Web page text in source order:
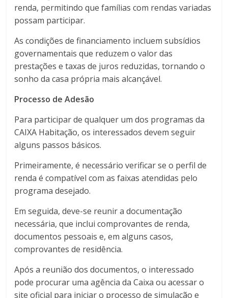
renda, permitindo que famílias com rendas variadas
possam participar.
As condições de financiamento incluem subsídios
governamentais que reduzem o valor das
prestações e taxas de juros reduzidas, tornando o
sonho da casa própria mais alcançável.
Processo de Adesão
Para participar de qualquer um dos programas da
CAIXA Habitação, os interessados devem seguir
alguns passos básicos.
Primeiramente, é necessário verificar se o perfil de
renda é compatível com as faixas atendidas pelo
programa desejado.
Em seguida, deve-se reunir a documentação
necessária, que inclui comprovantes de renda,
documentos pessoais e, em alguns casos,
comprovantes de residência.
Após a reunião dos documentos, o interessado
pode procurar uma agência da Caixa ou acessar o
site oficial para iniciar o processo de simulação e